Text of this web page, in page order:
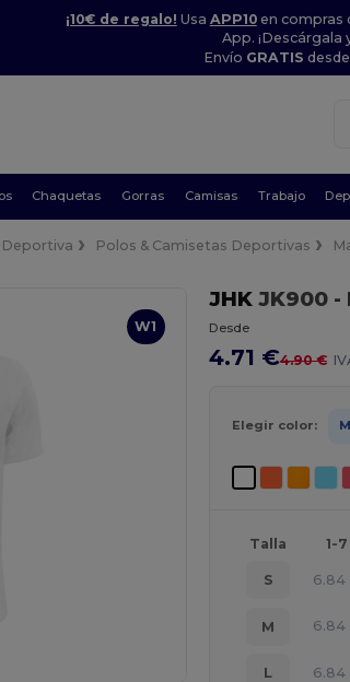
¡10€ de regalo! Usa APP10en compras
App. ¡Descárgala
Envío GRATIS
Chaquetas Gorras Camisas Trabajo
Deportiva Polos & Camisetas Deportivas
W1
JHKJK900 -
Desde
4.71 €4.90 €
Elegir color:
Talla 1-7
S 6.84
M 6.84
L 6.84